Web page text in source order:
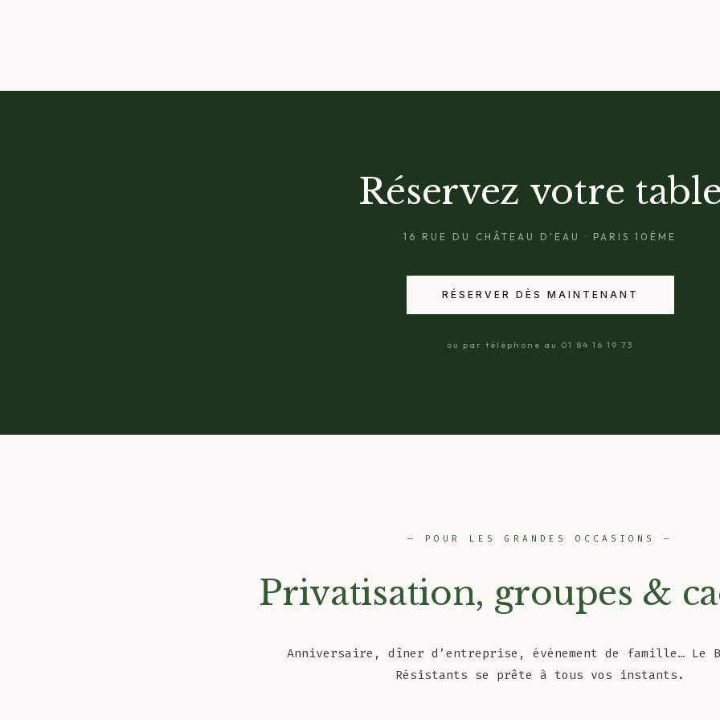
Réservez votre
16 RUE DU CHÂTEAU D'EAU · PARIS 10ÈME
RÉSERVER DÈS MAINTENANT
ou par téléphone au 01 84 16 19 73
— POUR LES GRANDES OCCASIONS —
Privatisation, groupes &
Anniversaire, dîner d’entreprise, événement de famille… Le
Résistants se prête à tous vos instants.